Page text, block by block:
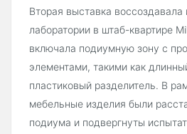
Вторая выставка
лаборатории в штаб-квартире
включала подиумную зону с
элементами, такими как
пластиковый разделитель. В
мебельные изделия были
подиума и подвергнуты